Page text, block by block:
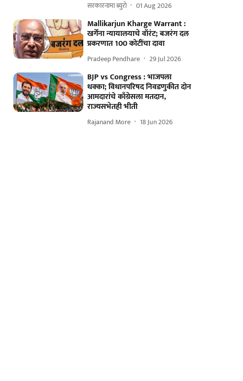
सरकारनामा ब्युरो 01 Aug 2026
Mallikarjun Kharge Warrant :
खर्गेंना न्यायालयाचे वॉरंट; बजरंग दल
प्रकरणात 100 कोटींचा दावा
Pradeep Pendhare 29 Jul 2026
BJP vs Congress : भाजपला
धक्का; विधानपरिषद निवडणुकीत दोन
आमदारांचे काँग्रेसला मतदान,
राज्यसभेतही भीती
Rajanand More 18 Jun 2026